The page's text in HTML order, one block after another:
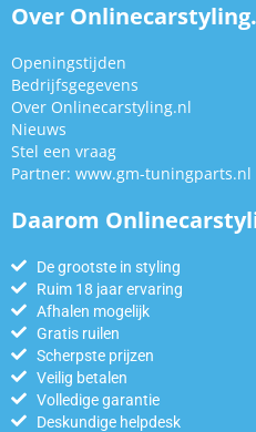
Over
Openingstijden
Bedrijfsgegevens
Over Onlinecarstyling.nl
Nieuws
Stel een vraag
Partner: www.gm-tuningparts.nl
Daarom
De grootste in styling
Ruim 18 jaar ervaring
Afhalen mogelijk
Gratis ruilen
Scherpste prijzen
Veilig betalen
Volledige garantie
Deskundige helpdesk